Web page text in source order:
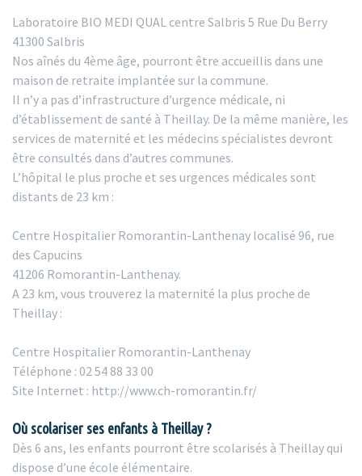
Laboratoire BIO MEDI QUAL centre Salbris 5 Rue Du Berry
41300 Salbris
Nos aînés du 4ème âge, pourront être accueillis dans une
maison de retraite implantée sur la commune.
Il n’y a pas d’infrastructure d’urgence médicale, ni
d’établissement de santé à Theillay. De la même manière, les
services de maternité et les médecins spécialistes devront
être consultés dans d’autres communes.
L’hôpital le plus proche et ses urgences médicales sont
distants de 23 km :
Centre Hospitalier Romorantin-Lanthenay localisé 96, rue
des Capucins
41206 Romorantin-Lanthenay.
A 23 km, vous trouverez la maternité la plus proche de
Theillay :
Centre Hospitalier Romorantin-Lanthenay
Téléphone : 02 54 88 33 00
Site Internet : http://www.ch-romorantin.fr/
Où scolariser ses enfants à Theillay ?
Dès 6 ans, les enfants pourront être scolarisés à Theillay qui
dispose d’une école élémentaire.